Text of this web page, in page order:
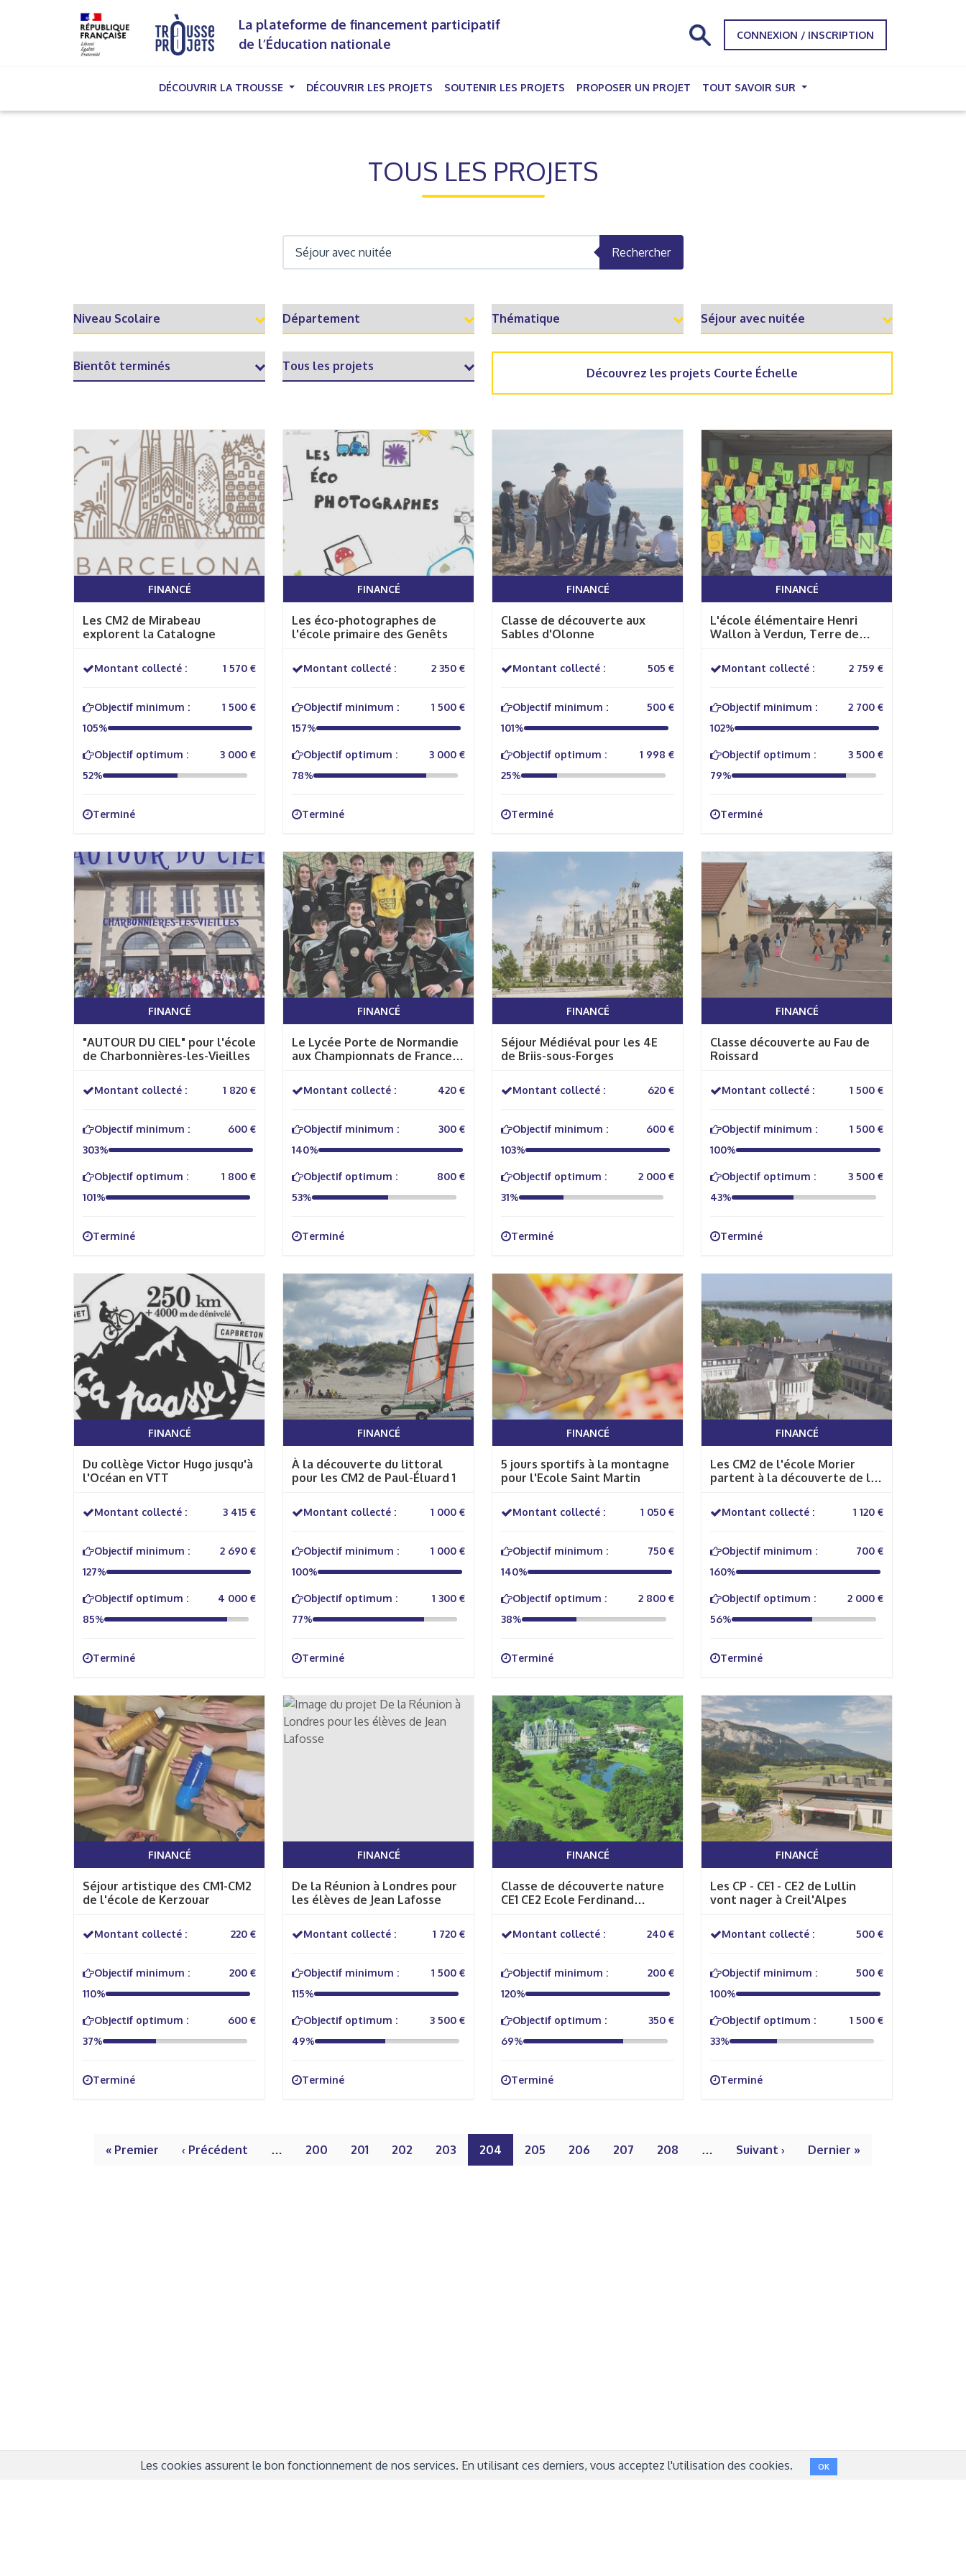
La plateforme de financement participatif
de l’Éducation nationale
CONNEXION / INSCRIPTION
DÉCOUVRIR LA TROUSSE DÉCOUVRIR LES PROJETS SOUTENIR LES PROJETS PROPOSER UN PROJET TOUT SAVOIR SUR
TOUS LES PROJETS
Rechercher
Découvrez les projets Courte Échelle
FINANCÉ
Les CM2 de Mirabeau
explorent la Catalogne
Montant collecté : 1 570 €
Objectif minimum :
1 500 €
105%
Objectif optimum :
3 000 €
52%
Terminé
FINANCÉ
Les éco-photographes de
l'école primaire des Genêts
Montant collecté : 2 350 €
Objectif minimum :
1 500 €
157%
Objectif optimum :
3 000 €
78%
Terminé
FINANCÉ
Classe de découverte aux
Sables d'Olonne
Montant collecté : 505 €
Objectif minimum :
500 €
101%
Objectif optimum :
1 998 €
25%
Terminé
FINANCÉ
L'école élémentaire Henri
Wallon à Verdun, Terre de
Montant collecté : 2 759 €
Objectif minimum :
2 700 €
102%
Objectif optimum :
3 500 €
79%
Terminé
FINANCÉ
"AUTOUR DU CIEL" pour l'école
de Charbonnières-les-Vieilles
Montant collecté : 1 820 €
Objectif minimum :
600 €
303%
Objectif optimum :
1 800 €
101%
Terminé
FINANCÉ
Le Lycée Porte de Normandie
aux Championnats de France
Montant collecté : 420 €
Objectif minimum :
300 €
140%
Objectif optimum :
800 €
53%
Terminé
FINANCÉ
Séjour Médiéval pour les 4E
de Briis-sous-Forges
Montant collecté : 620 €
Objectif minimum :
600 €
103%
Objectif optimum :
2 000 €
31%
Terminé
FINANCÉ
Classe découverte au Fau de
Roissard
Montant collecté : 1 500 €
Objectif minimum :
1 500 €
100%
Objectif optimum :
3 500 €
43%
Terminé
FINANCÉ
Du collège Victor Hugo jusqu'à
l'Océan en VTT
Montant collecté : 3 415 €
Objectif minimum :
2 690 €
127%
Objectif optimum :
4 000 €
85%
Terminé
FINANCÉ
À la découverte du littoral
pour les CM2 de Paul-Éluard 1
Montant collecté : 1 000 €
Objectif minimum :
1 000 €
100%
Objectif optimum :
1 300 €
77%
Terminé
FINANCÉ
5 jours sportifs à la montagne
pour l'Ecole Saint Martin
Montant collecté : 1 050 €
Objectif minimum :
750 €
140%
Objectif optimum :
2 800 €
38%
Terminé
FINANCÉ
Les CM2 de l'école Morier
partent à la découverte de la
vivant"
Montant collecté : 1 120 €
Objectif minimum :
700 €
160%
Objectif optimum :
2 000 €
56%
Terminé
FINANCÉ
Séjour artistique des CM1-CM2
de l'école de Kerzouar
Montant collecté : 220 €
Objectif minimum :
200 €
110%
Objectif optimum :
600 €
37%
Terminé
FINANCÉ
De la Réunion à Londres pour
les élèves de Jean Lafosse
Montant collecté : 1 720 €
Objectif minimum :
1 500 €
115%
Objectif optimum :
3 500 €
49%
Terminé
FINANCÉ
Classe de découverte nature
CE1 CE2 Ecole Ferdinand
Montant collecté : 240 €
Objectif minimum :
200 €
120%
Objectif optimum :
350 €
69%
Terminé
FINANCÉ
Les CP - CE1 - CE2 de Lullin
vont nager à Creil'Alpes
Montant collecté : 500 €
Objectif minimum :
500 €
100%
Objectif optimum :
1 500 €
33%
Terminé
« Premier ‹ Précédent … 200 201 202 203 204 205 206 207 208 … Suivant › Dernier »
© 2024 Copyright Trousse à Projets | Powered by Capsens |
Les cookies assurent le bon fonctionnement de nos services. En utilisant ces derniers, vous acceptez l'utilisation des cookies. OK